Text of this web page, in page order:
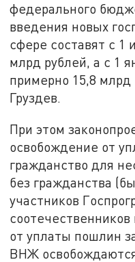
федерального
введения новых
сфере составят с 1
млрд рублей, а с 1
примерно 15,8 млрд
Груздев.
При этом
освобождение от
гражданство для
без гражданства
участников
от уплаты пошлин
ВНЖ